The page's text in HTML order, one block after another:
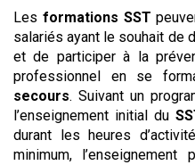
Les formations SST
salariés ayant le souhait de
et de participer à la
professionnel en se
secours. Suivant un
l’enseignement initial du
durant les heures
minimum,